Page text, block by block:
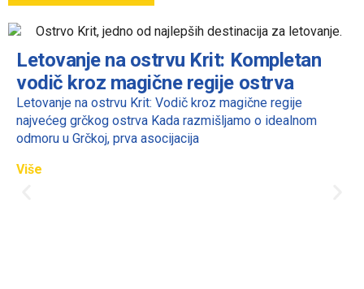
Letovanje na ostrvu Krit: Kompletan
vodič kroz magične regije ostrva
Letovanje na ostrvu Krit: Vodič kroz magične regije
najvećeg grčkog ostrva Kada razmišljamo o idealnom
odmoru u Grčkoj, prva asocijacija
Više